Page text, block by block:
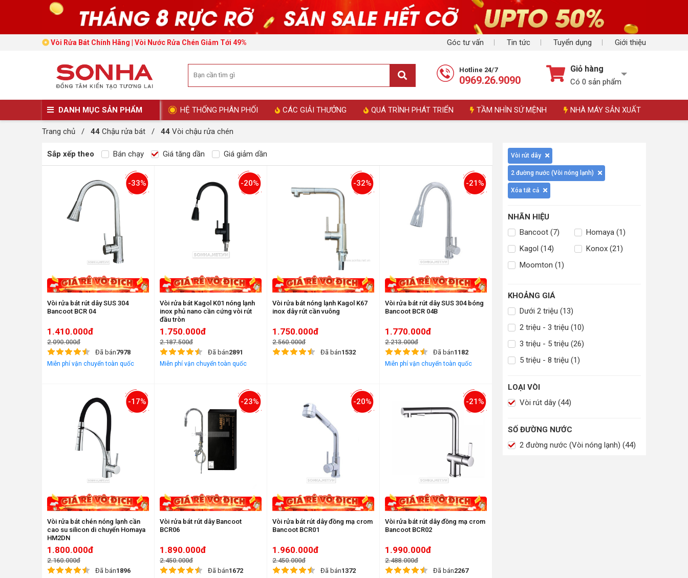
Góc tư vấn Tin tức Tuyển dụng Giới thiệu
Vòi Rửa Bát Chính Hãng | Vòi Nước Rửa Chén Giảm Tới 49%
Hotline 24/7
0969.26.9090
Giỏ hàng
Có 0 sản phẩm
DANH MỤC SẢN PHẨM HỆ THỐNG PHÂN PHỐI CÁC GIẢI THƯỞNG QUÁ TRÌNH PHÁT TRIỂN TẦM NHÌN SỨ MỆNH NHÀ MÁY SẢN XUẤT
Trang chủ / 44 Chậu rửa bát / 44 Vòi chậu rửa chén
Sắp xếp theo Bán chạy Giá tăng dần Giá giảm dần
-33%
Vòi rửa bát rút dây SUS 304
Bancoot BCR 04
1.410.000đ
2.090.000đ
Đã bán7978
Miễn phí vận chuyển toàn quốc
-20%
Vòi rửa bát Kagol K01 nóng lạnh
inox phủ nano cần cứng vòi rút
đầu tròn
1.750.000đ
2.187.500đ
Đã bán2891
Miễn phí vận chuyển toàn quốc
-32%
Vòi rửa bát nóng lạnh Kagol K67
inox dây rút cần vuông
1.750.000đ
2.560.000đ
Đã bán1532
-21%
Vòi rửa bát rút dây SUS 304 bóng
Bancoot BCR 04B
1.770.000đ
2.213.000đ
Đã bán1182
Miễn phí vận chuyển toàn quốc
-17%
Vòi rửa bát chén nóng lạnh cần
cao su silicon di chuyển Homaya
HM2DN
1.800.000đ
2.160.000đ
Đã bán1896
-23%
Vòi rửa bát rút dây Bancoot
BCR06
1.890.000đ
2.450.000đ
Đã bán1672
-20%
Vòi rửa bát rút dây đồng mạ crom
Bancoot BCR01
1.960.000đ
2.450.000đ
Đã bán1372
-21%
Vòi rửa bát rút dây đồng mạ crom
Bancoot BCR02
1.990.000đ
2.488.000đ
Đã bán2267
Vòi rút dây
2 đường nước (Vòi nóng lạnh)
Xóa tất cả
NHÃN HIỆU
Bancoot (7)
Homaya (1)
Kagol (14)
Konox (21)
Moomton (1)
KHOẢNG GIÁ
Dưới 2 triệu (13)
2 triệu - 3 triệu (10)
3 triệu - 5 triệu (26)
5 triệu - 8 triệu (1)
LOẠI VÒI
Vòi rút dây (44)
SỐ ĐƯỜNG NƯỚC
2 đường nước (Vòi nóng lạnh) (44)